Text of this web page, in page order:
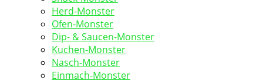
Herd-Monster
Ofen-Monster
Dip- & Saucen-Monster
Kuchen-Monster
Nasch-Monster
Einmach-Monster